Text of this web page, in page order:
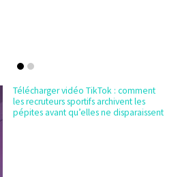
Télécharger vidéo TikTok : comment
les recruteurs sportifs archivent les
pépites avant qu’elles ne disparaissent